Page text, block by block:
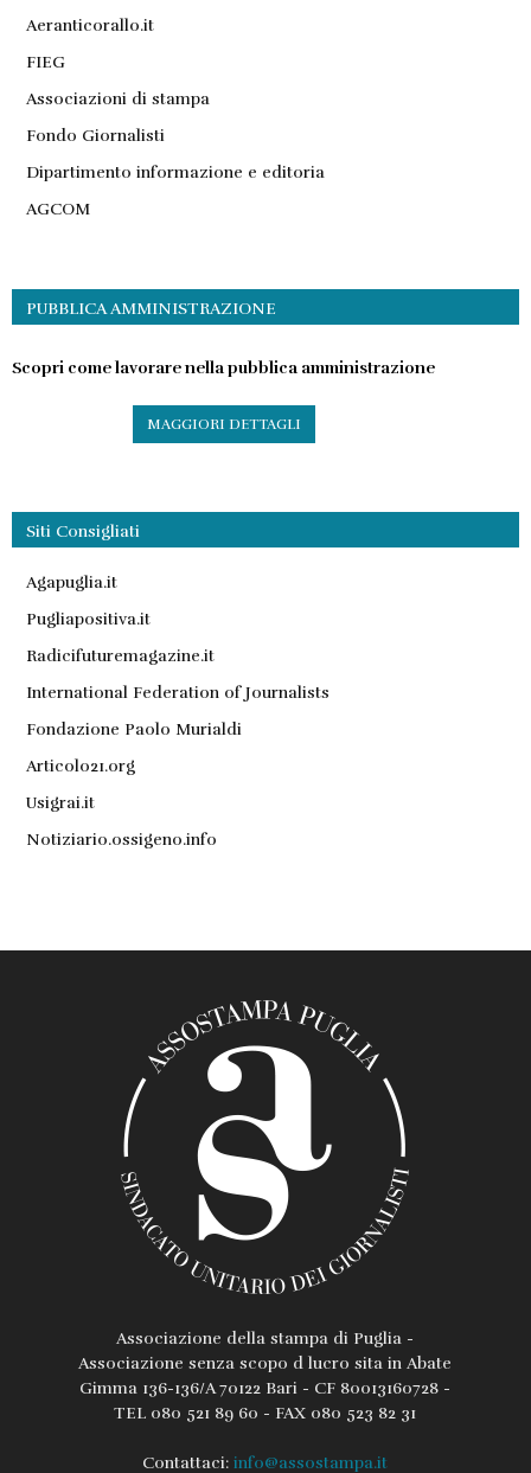
Aeranticorallo.it
FIEG
Associazioni di stampa
Fondo Giornalisti
Dipartimento informazione e editoria
AGCOM
PUBBLICA AMMINISTRAZIONE
Scopri come lavorare nella pubblica amministrazione
MAGGIORI DETTAGLI
Siti Consigliati
Agapuglia.it
Pugliapositiva.it
Radicifuturemagazine.it
International Federation of Journalists
Fondazione Paolo Murialdi
Articolo21.org
Usigrai.it
Notiziario.ossigeno.info
Associazione della stampa di Puglia -
Associazione senza scopo d lucro sita in Abate
Gimma 136-136/A 70122 Bari - CF 80013160728 -
TEL 080 521 89 60 - FAX 080 523 82 31
Contattaci:info@assostampa.it